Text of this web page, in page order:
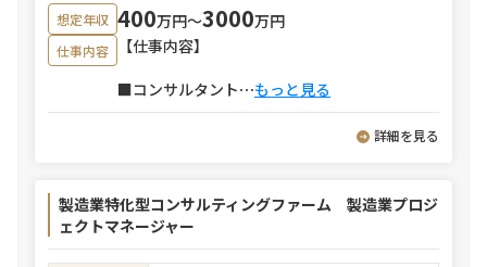
想定年収 400万円〜3000万円
仕事内容
【仕事内容】
■コンサルタント⋯もっと見る
詳細を見る
製造業特化型コンサルティングファーム 製造業プロジ
ェクトマネージャー